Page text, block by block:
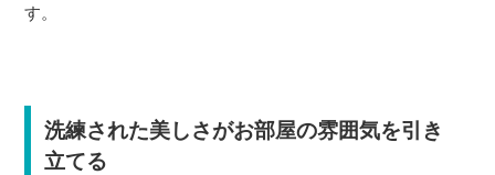
す。
洗練された美しさがお部屋の雰囲気を引き
立てる